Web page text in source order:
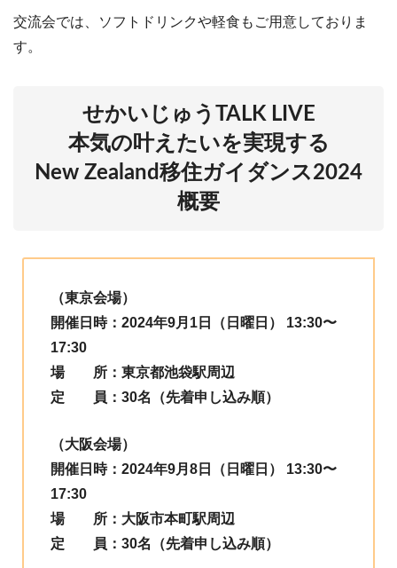
交流会では、ソフトドリンクや軽食もご用意しておりま
す。
せかいじゅうTALK LIVE
本気の叶えたいを実現する
New Zealand移住ガイダンス2024
概要
（東京会場）
開催日時：2024年9月1日（日曜日） 13:30〜
17:30
場 所：東京都池袋駅周辺
定 員：30名（先着申し込み順）
（大阪会場）
開催日時：2024年9月8日（日曜日） 13:30〜
17:30
場 所：大阪市本町駅周辺
定 員：30名（先着申し込み順）